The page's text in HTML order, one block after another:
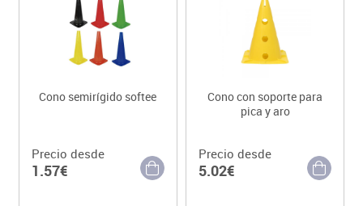
Cono semirígido softee
Precio desde
1.57€
Cono con soporte para
pica y aro
Precio desde
5.02€